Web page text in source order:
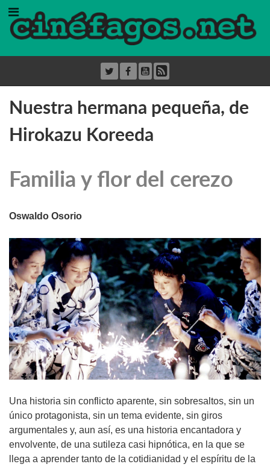
Nuestra hermana pequeña, de
Hirokazu Koreeda
Familia y flor del cerezo
Oswaldo Osorio
Una historia sin conflicto aparente, sin sobresaltos, sin un
único protagonista, sin un tema evidente, sin giros
argumentales y, aun así, es una historia encantadora y
envolvente, de una sutileza casi hipnótica, en la que se
llega a aprender tanto de la cotidianidad y el espíritu de la